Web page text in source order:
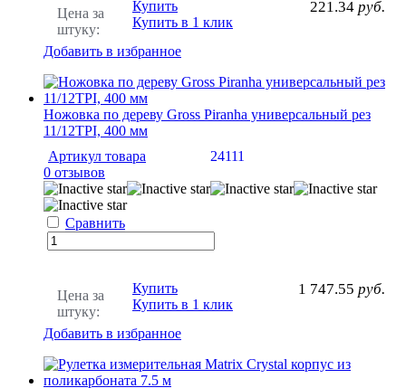
Цена за
штуку:
221.34 руб.
Купить
Купить в 1 клик
Добавить в избранное
Ножовка по дереву Gross Piranha универсальный рез
11/12TPI, 400 мм
Артикул товара
24111
0 отзывов
Сравнить
Цена за
штуку:
1 747.55 руб.
Купить
Купить в 1 клик
Добавить в избранное